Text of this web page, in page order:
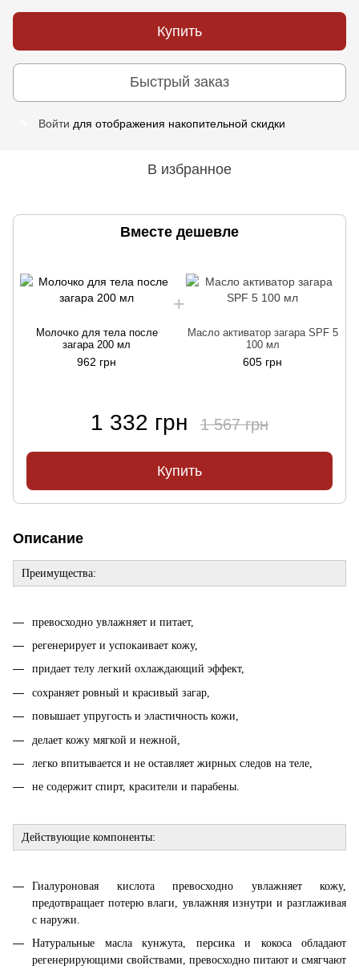
Купить
Быстрый заказ
Войти для отображения накопительной скидки
В избранное
Вместе дешевле
Молочко для тела после
загара 200 мл
962 грн
Масло активатор загара SPF 5
100 мл
605 грн
1 332 грн 1 567 грн
Купить
Описание
Преимущества:
превосходно увлажняет и питает,
регенерирует и успокаивает кожу,
придает телу легкий охлаждающий эффект,
сохраняет ровный и красивый загар,
повышает упругость и эластичность кожи,
делает кожу мягкой и нежной,
легко впитывается и не оставляет жирных следов на теле,
не содержит спирт, красители и парабены.
Действующие компоненты:
Гиалуроновая кислота превосходно увлажняет кожу,
предотвращает потерю влаги, увлажняя изнутри и разглаживая
с наружи.
Натуральные масла кунжута, персика и кокоса обладают
регенерирующими свойствами, превосходно питают и смягчают